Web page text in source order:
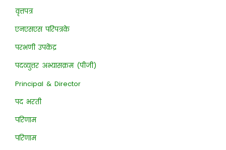
वृत्तपत्र
एनएसएस परिपत्रके
परभणी उपकेंद्र
पदव्युत्तर अभ्यासक्रम (पीजी)
Principal & Director
पद भरती
परिणाम
परिणाम